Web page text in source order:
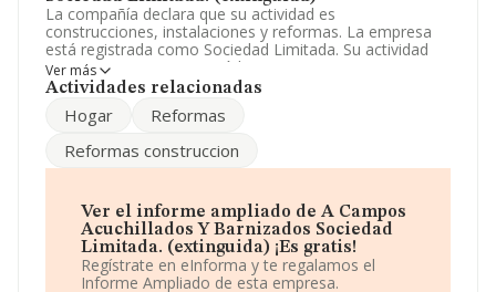
La compañía declara que su actividad es
construcciones, instalaciones y reformas. La empresa
está registrada como Sociedad Limitada. Su actividad
CNAE es '%cnae%' con código 4101. La empresa no
tiene actividad en mercados exteriores.
Para ponerse en contacto con sus oficinas, la empresa
La empresa españolaA Campos Acuchillados y
B95295655, se encuentra en Calle Iturribide núm. 115,
(48006), en el municipio de Bilbao, Vizcaya, País Vasco.
Con los datos a disposición de INFORMA sobre 188.948
empresas pertenecientes al sector, en el ámbito
Ver más
Actividades relacionadas
Hogar
Reformas
Reformas construccion
Ver el informe ampliado de A Campos
Acuchillados Y Barnizados Sociedad
Limitada. (extinguida) ¡Es gratis!
Regístrate en eInforma y te regalamos el
Informe Ampliado de esta empresa.